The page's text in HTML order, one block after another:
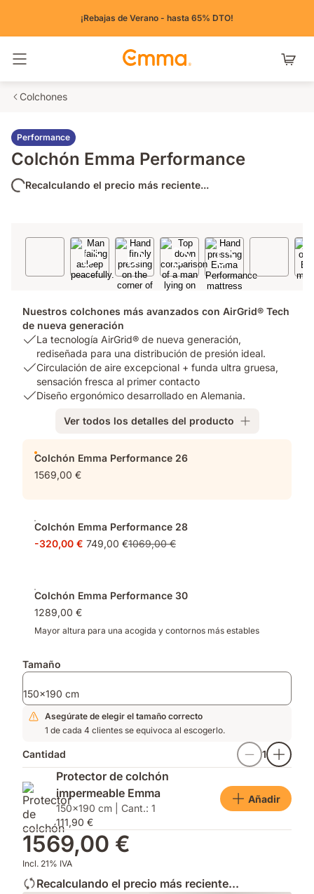
¡Rebajas de Verano - hasta 65% DTO!
Colchones
Performance
Colchón Emma Performance
Recalculando el precio más reciente...
Nuestros colchones más avanzados con AirGrid® Tech
de nueva generación
USP
La
tecnología
AirGrid®
rediseñada
para
una
presión
ideal.
La tecnología AirGrid® de nueva generación,
rediseñada para una distribución de presión ideal.
USP
Circulación
funda
ultra
fresca
primer
Circulación de aire excepcional + funda ultra gruesa,
sensación fresca al primer contacto
USP
desarrollado
Alemania.
Diseño ergonómico desarrollado en Alemania.
Ver todos los detalles del producto
Colchón Emma Performance 26
1569,00 €
Colchón Emma Performance 28
-320,00 € 749,00 €1069,00 €
Colchón Emma Performance 30
1289,00 €
Mayor altura para una acogida y contornos más estables
Tamaño
150x190 cm
Asegúrate de elegir el tamaño correcto
1 de cada 4 clientes se equivoca al escogerlo.
Cantidad 1
Protector de colchón
impermeable Emma
150x190 cm | Cant.: 1
111,90 €
Añadir
1569,00 €
Incl. 21% IVA
Recalculando el precio más reciente...